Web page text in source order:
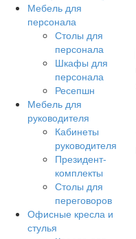
Мебель для
персонала
Столы для
персонала
Шкафы для
персонала
Ресепшн
Мебель для
руководителя
Кабинеты
руководителя
Президент-
комплекты
Столы для
переговоров
Офисные кресла и
стулья